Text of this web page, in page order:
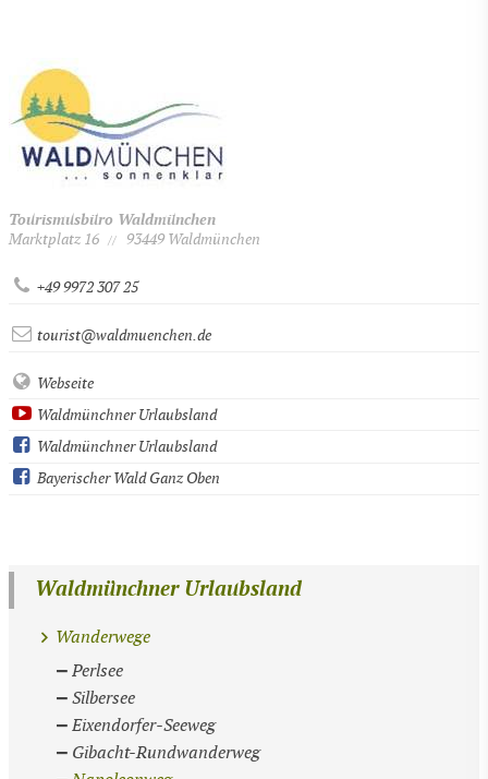
Tourismusbüro Waldmünchen
Marktplatz 16
// 93449 Waldmünchen
+49 9972 307 25
tourist@waldmuenchen.de
Webseite
Waldmünchner Urlaubsland
Waldmünchner Urlaubsland
Bayerischer Wald Ganz Oben
Waldmünchner Urlaubsland
Wanderwege
Perlsee
Silbersee
Eixendorfer-Seeweg
Gibacht-Rundwanderweg